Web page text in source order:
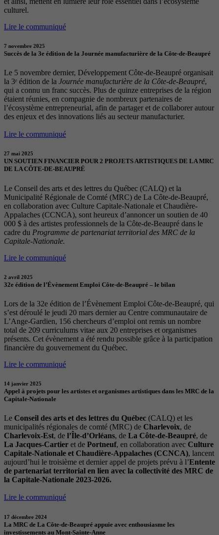
culturel.
Lire le communiqué
7 novembre 2025
Succès de la 3e édition de la Journée manufacturière de la Côte-de-Beaupré
Le 5 novembre dernier, Développement Côte-de-Beaupré organisait
la 3ᵉ édition de la Journée manufacturière de la Côte-de-Beaupré,
qui a connu un franc succès. Plus de quinze entreprises de la région
étaient réunies, en compagnie de nombreux partenaires de
l’écosystème entrepreneurial, afin de partager et de collaborer autour
des enjeux et des innovations liés au secteur manufacturier.
Lire le communiqué
27 mai 2025
UN SOUTIEN FINANCIER POUR 2 PROJETS ARTISTIQUES DE LA MRC
DE LA CÔTE-DE-BEAUPRÉ
Le Conseil des arts et des lettres du Québec (CALQ) et la
Municipalité Régionale de Comté (MRC) de La Côte-de-Beaupré,
en collaboration avec Culture Capitale-Nationale et Chaudière-
Appalaches (CCNCA), sont heureux d’annoncer un soutien de 40
000 $ à des artistes professionnels de la Côte-de-Beaupré dans le
cadre du Programme de partenariat territorial des MRC de la
Capitale-Nationale.
Lire le communiqué
2 avril 2025
32e édition de l’Évènement Emploi Côte-de-Beaupré – le bilan
Lors de la 32e édition de l’Évènement Emploi Côte-de-Beaupré, qui
s’est déroulé le jeudi 20 mars dernier au Centre communautaire de
L’Ange-Gardien, 156 chercheurs d’emploi ont remis un nombre
total de 209 curriculums vitae aux 20 entreprises et organismes
présents. Cet évènement a été rendu possible grâce à la participation
financière du gouvernement du Québec.
Lire le communiqué
14 janvier 2025
Appel à projets pour les artistes et organismes artistiques dans les MRC de la
Capitale-Nationale
Le Conseil des arts et des lettres du Québec (CALQ) et les
municipalités régionales de comté (MRC) de Charlevoix, de
Charlevoix-Est, de l’Île-d’Orléans, de La Côte-de-Beaupré, de
La Jacques-Cartier et de Portneuf, en collaboration avec Culture
Capitale-Nationale et Chaudière-Appalaches (CCNCA), lancent
aujourd’hui le troisième et dernier appel de projets prévu à l’Entente
de partenariat territorial en lien avec la collectivité des MRC de
la Capitale-Nationale 2023-2026.
Lire le communiqué
17 décembre 2024
La MRC de La Côte-de-Beaupré appuie avec enthousiasme les
investissements au Mont-Sainte-Anne